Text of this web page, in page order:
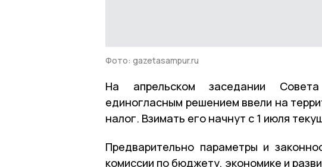
Фото: gazetasampur.ru
На апрельском заседании
единогласным решением ввели на
налог. Взимать его начнут с 1 июля
Предварительно параметры и
комиссии по бюджету, экономике и